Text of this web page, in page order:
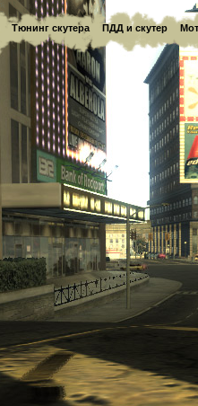
Тюнинг скутера ПДД и скутер